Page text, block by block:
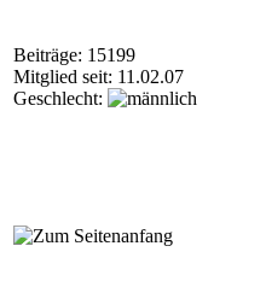
Beiträge: 15199
Mitglied seit: 11.02.07
Geschlecht: